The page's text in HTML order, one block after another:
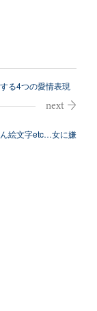
る4つの愛情表現
絵文字etc…女に嫌